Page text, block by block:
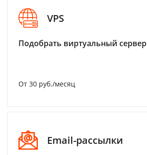
VPS
Подобрать виртуальный сервер
От 30 руб./месяц
Email-рассылки